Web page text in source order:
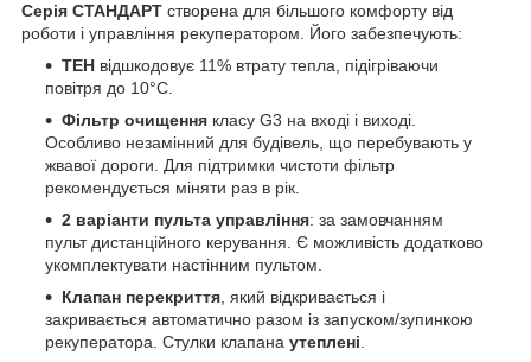
Серія СТАНДАРТ створена для більшого комфорту від
роботи і управління рекуператором. Його забезпечують:
ТЕН відшкодовує 11% втрату тепла, підігріваючи
повітря до 10°С.
Фільтр очищення класу G3 на вході і виході.
Особливо незамінний для будівель, що перебувають у
жвавої дороги. Для підтримки чистоти фільтр
рекомендується міняти раз в рік.
2 варіанти пульта управління: за замовчанням
пульт дистанційного керування. Є можливість додатково
укомплектувати настінним пультом.
Клапан перекриття , який відкривається і
закривається автоматично разом із запуском/зупинкою
рекуператора. Стулки клапана утеплені